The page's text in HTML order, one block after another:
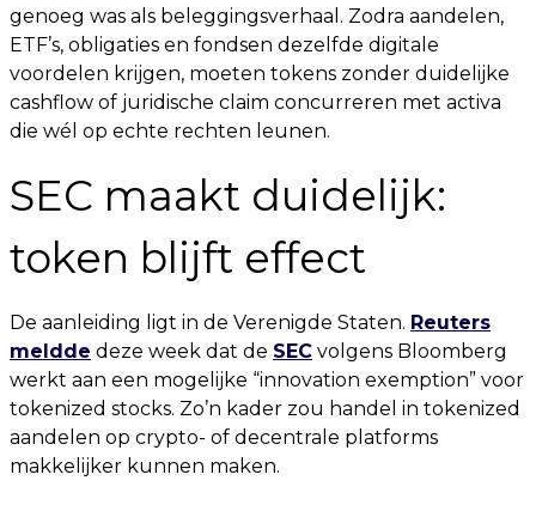
genoeg was als beleggingsverhaal. Zodra aandelen,
ETF’s, obligaties en fondsen dezelfde digitale
voordelen krijgen, moeten tokens zonder duidelijke
cashflow of juridische claim concurreren met activa
die wél op echte rechten leunen.
SEC maakt duidelijk:
token blijft effect
De aanleiding ligt in de Verenigde Staten. Reuters
meldde deze week dat de SEC volgens Bloomberg
werkt aan een mogelijke “innovation exemption” voor
tokenized stocks. Zo’n kader zou handel in tokenized
aandelen op crypto- of decentrale platforms
makkelijker kunnen maken.